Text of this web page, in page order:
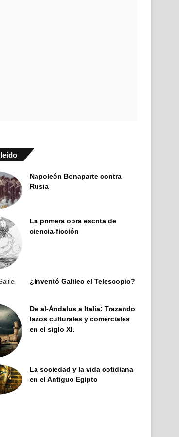
Napoleón Bonaparte contra
Rusia
La primera obra escrita de
ciencia-ficción
¿Inventó Galileo el Telescopio?
De al-Ándalus a Italia: Trazando
lazos culturales y comerciales
en el siglo XI.
La sociedad y la vida cotidiana
en el Antiguo Egipto